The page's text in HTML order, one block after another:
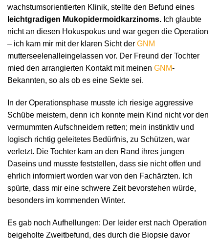
wachstumsorientierten Klinik, stellte den Befund eines
leichtgradigen Mukopidermoidkarzinoms. Ich glaubte
nicht an diesen Hokuspokus und war gegen die Operation
– ich kam mir mit der klaren Sicht der GNM
mutterseelenalleingelassen vor. Der Freund der Tochter
mied den arrangierten Kontakt mit meinen GNM-
Bekannten, so als ob es eine Sekte sei.
In der Operationsphase musste ich riesige aggressive
Schübe meistern, denn ich konnte mein Kind nicht vor den
vermummten Aufschneidern retten; mein instinktiv und
logisch richtig geleitetes Bedürfnis, zu Schützen, war
verletzt. Die Tochter kam an den Rand ihres jungen
Daseins und musste feststellen, dass sie nicht offen und
ehrlich informiert worden war von den Fachärzten. Ich
spürte, dass mir eine schwere Zeit bevorstehen würde,
besonders im kommenden Winter.
Es gab noch Aufhellungen: Der leider erst nach Operation
beigeholte Zweitbefund, des durch die Biopsie davor